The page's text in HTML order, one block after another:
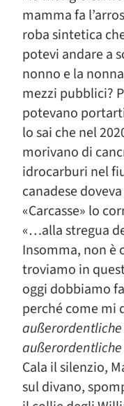
mamma fa
roba sintetica
potevi andare a
nonno e la
mezzi pubblici?
potevano
lo sai che nel
morivano di
idrocarburi nel
canadese
«Carcasse» lo
«…alla stregua
Insomma, non è
troviamo in
oggi dobbiamo
perché come mi
Cala il silenzio,
sul divano,